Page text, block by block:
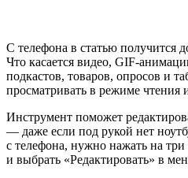
С телефона в статью получится
Что касается видео, GIF-
подкастов, товаров, опросов и
просматривать в режиме чтения
Инструмент поможет
— даже если под рукой нет
с телефона, нужно нажать на
и выбрать «Редактировать» в